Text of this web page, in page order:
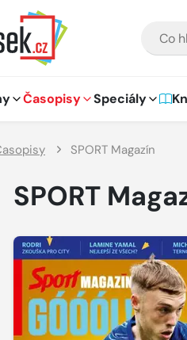
Časopisy Speciály
SPORT Magazín
SPORT